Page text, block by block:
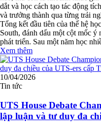
dắt và học cách tạo tác động
và trưởng thành qua từng trải
Tổng kết đầu tiên của thế hệ
South, đánh dấu một cột mốc
phát triển. Sau một năm học
Xem thêm
10/04/2026
Tin tức
UTS House Debate
lập luận và tư duy đa